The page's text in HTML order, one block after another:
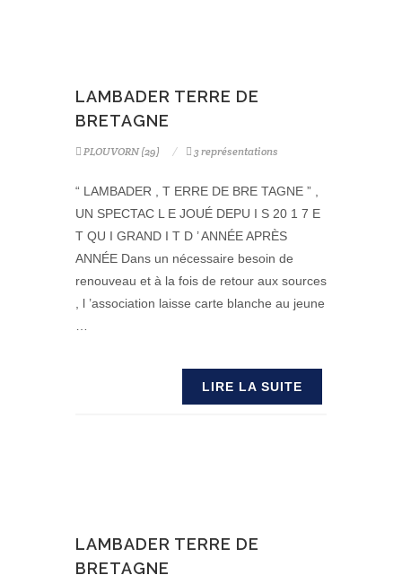
LAMBADER TERRE DE
BRETAGNE
PLOUVORN (29) 3 représentations
“ LAMBADER , T ERRE DE BRE TAGNE ” ,
UN SPECTAC L E JOUÉ DEPU I S 20 1 7 E
T QU I GRAND I T D ’ ANNÉE APRÈS
ANNÉE Dans un nécessaire besoin de
renouveau et à la fois de retour aux sources
, l ’association laisse carte blanche au jeune
LIRE LA SUITE
LAMBADER TERRE DE
BRETAGNE